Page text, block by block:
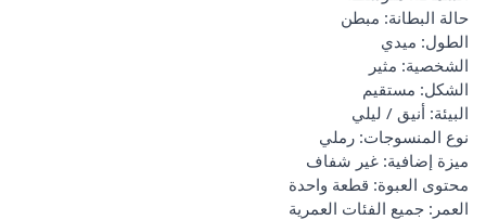
حالة البطانة: مبطن
الطول: ميدي
الشخصية: مثير
الشكل: مستقيم
البيئة: أنيق / ليلي
نوع المنسوجات: رملي
ميزة إضافية: غير شفاف
محتوى العبوة: قطعة واحدة
العمر: جميع الفئات العمرية